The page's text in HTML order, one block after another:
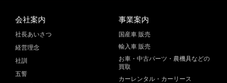
会社案内
社長あいさつ
経営理念
社訓
五誓
事業案内
国産車 販売
輸入車 販売
お車・中古パーツ・農機具などの
買取
カーレンタル・カーリース